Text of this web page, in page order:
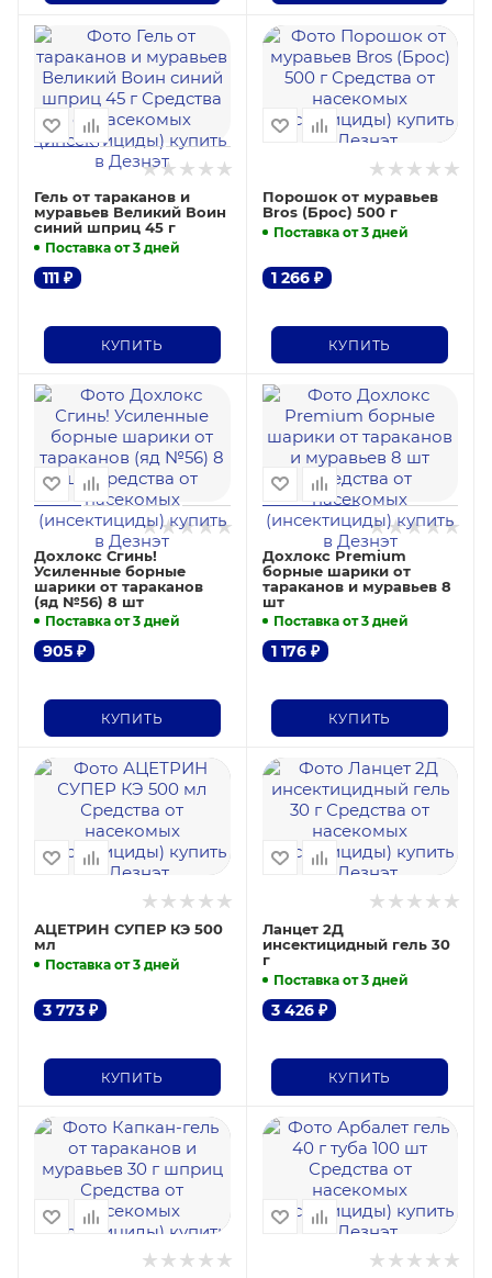
Гель от тараканов и
муравьев Великий Воин
синий шприц 45 г
Поставка от 3 дней
111 ₽
КУПИТЬ
Порошок от муравьев
Bros (Брос) 500 г
Поставка от 3 дней
1 266₽
КУПИТЬ
Дохлокс Сгинь!
Усиленные борные
шарики от тараканов
(яд №56) 8 шт
Поставка от 3 дней
905 ₽
КУПИТЬ
Дохлокс Premium
борные шарики от
тараканов и муравьев 8
шт
Поставка от 3 дней
1 176₽
КУПИТЬ
АЦЕТРИН СУПЕР КЭ 500
мл
Поставка от 3 дней
3 773 ₽
КУПИТЬ
Ланцет 2Д
инсектицидный гель 30
г
Поставка от 3 дней
3 426₽
КУПИТЬ